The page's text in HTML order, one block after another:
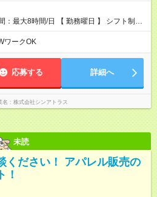
：最大8時間/日 【 勤務曜日 】 シフト制
み出せます。 【勤務時間】 9：30
ト制（実働8ｈ＋休憩1h） シフト例（9時
ワークOK
応募する 詳細へ
名 株式会社シンアトラス
未読
ください！ アパレル販売の
！